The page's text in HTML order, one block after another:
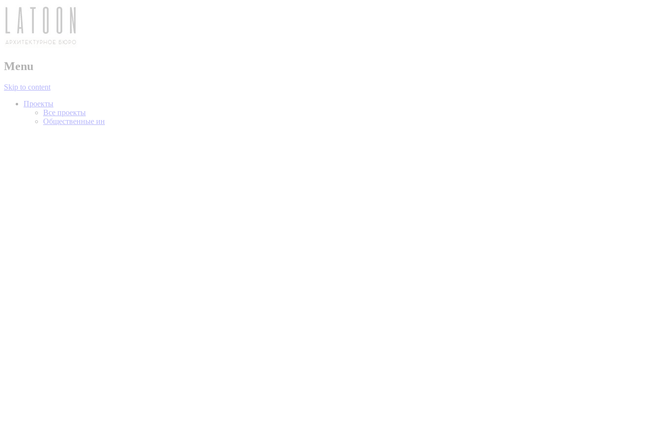
LATOON
архитектурное бюро
Menu
Skip to content
Проекты
Все проекты
Общественные ин